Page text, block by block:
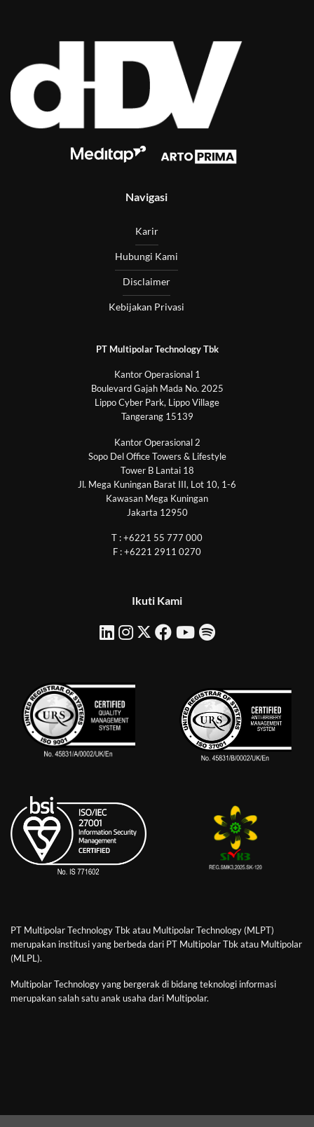
Navigasi
Karir
Hubungi Kami
Disclaimer
Kebijakan Privasi
PT Multipolar Technology Tbk
Kantor Operasional 1
Boulevard Gajah Mada No. 2025
Lippo Cyber Park, Lippo Village
Tangerang 15139
Kantor Operasional 2
Sopo Del Office Towers & Lifestyle
Tower B Lantai 18
Jl. Mega Kuningan Barat III, Lot 10, 1-6
Kawasan Mega Kuningan
Jakarta 12950
T : +6221 55 777 000
F : +6221 2911 0270
Ikuti Kami
PT Multipolar Technology Tbk atau Multipolar Technology (MLPT)
merupakan institusi yang berbeda dari PT Multipolar Tbk atau Multipolar
(MLPL).
Multipolar Technology yang bergerak di bidang teknologi informasi
merupakan salah satu anak usaha dari Multipolar.